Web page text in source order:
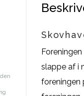
slappe af i
foreningen